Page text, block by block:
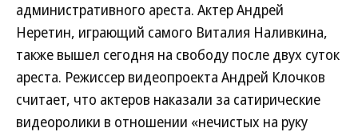
административного ареста. Актер Андрей
Неретин, играющий самого Виталия Наливкина,
также вышел сегодня на свободу после двух суток
ареста. Режиссер видеопроекта Андрей Клочков
считает, что актеров наказали за сатирические
видеоролики в отношении «нечистых на руку